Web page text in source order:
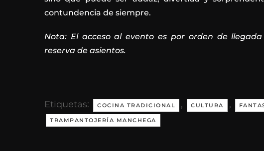
contundencia de siempre.
Nota: El acceso al evento es por orden de
reserva de asientos.
Etiquetas: COCINA TRADICIONAL , CULTURA ,
TRAMPANTOJERÍA MANCHEGA